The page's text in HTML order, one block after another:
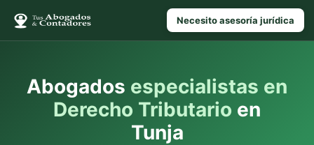
Necesito asesoría jurídica
Abogados especialistas en
Derecho Tributario en
Tunja